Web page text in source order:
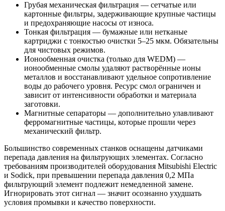
Грубая механическая фильтрация — сетчатые или
картонные фильтры, задерживающие крупные частицы
и предохраняющие насосы от износа.
Тонкая фильтрация — бумажные или нетканые
картриджи с тонкостью очистки 5–25 мкм. Обязательны
для чистовых режимов.
Ионообменная очистка (только для WEDM) —
ионообменные смолы удаляют растворённые ионы
металлов и восстанавливают удельное сопротивление
воды до рабочего уровня. Ресурс смол ограничен и
зависит от интенсивности обработки и материала
заготовки.
Магнитные сепараторы — дополнительно улавливают
ферромагнитные частицы, которые прошли через
механический фильтр.
Большинство современных станков оснащены датчиками
перепада давления на фильтрующих элементах. Согласно
требованиям производителей оборудования Mitsubishi Electric
и Sodick, при превышении перепада давления 0,2 МПа
фильтрующий элемент подлежит немедленной замене.
Игнорировать этот сигнал — значит осознанно ухудшать
условия промывки и качество поверхности.